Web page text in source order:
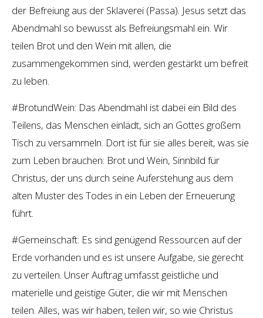
der Befreiung aus der Sklaverei (Passa). Jesus setzt das
Abendmahl so bewusst als Befreiungsmahl ein. Wir
teilen Brot und den Wein mit allen, die
zusammengekommen sind, werden gestärkt um befreit
zu leben.
#BrotundWein: Das Abendmahl ist dabei ein Bild des
Teilens, das Menschen einlädt, sich an Gottes großem
Tisch zu versammeln. Dort ist für sie alles bereit, was sie
zum Leben brauchen: Brot und Wein, Sinnbild für
Christus, der uns durch seine Auferstehung aus dem
alten Muster des Todes in ein Leben der Erneuerung
führt.
#Gemeinschaft: Es sind genügend Ressourcen auf der
Erde vorhanden und es ist unsere Aufgabe, sie gerecht
zu verteilen. Unser Auftrag umfasst geistliche und
materielle und geistige Güter, die wir mit Menschen
teilen. Alles, was wir haben, teilen wir, so wie Christus